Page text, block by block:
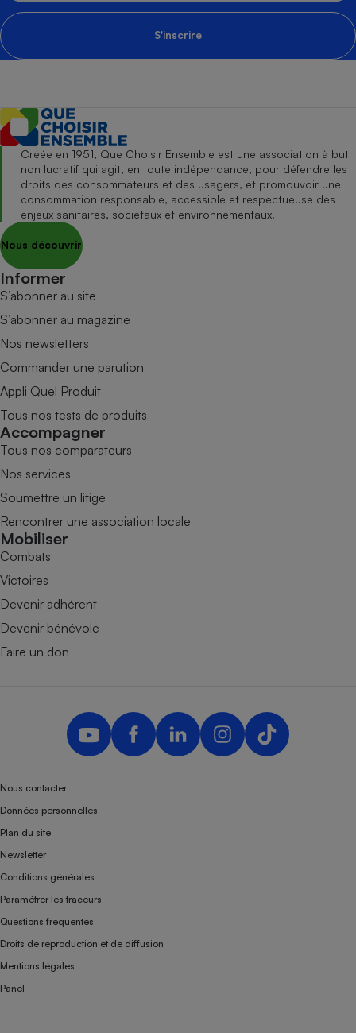
S'inscrire
Créée en 1951, Que Choisir Ensemble est une association à but
non lucratif qui agit, en toute indépendance, pour défendre les
droits des consommateurs et des usagers, et promouvoir une
consommation responsable, accessible et respectueuse des
enjeux sanitaires, sociétaux et environnementaux.
Nous découvrir
Informer
S’abonner au site
S’abonner au magazine
Nos newsletters
Commander une parution
Appli Quel Produit
Tous nos tests de produits
Accompagner
Tous nos comparateurs
Nos services
Soumettre un litige
Rencontrer une association locale
Mobiliser
Combats
Victoires
Devenir adhérent
Devenir bénévole
Faire un don
Nous contacter
Données personnelles
Plan du site
Newsletter
Conditions générales
Paramétrer les traceurs
Questions fréquentes
Droits de reproduction et de diffusion
Mentions légales
Panel